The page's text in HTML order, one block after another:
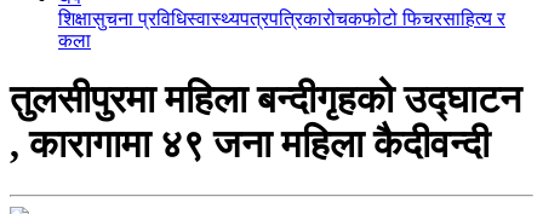
शिक्षासुचना प्रविधिस्वास्थ्यपत्रपत्रिकारोचकफोटो फिचरसाहित्य र
कला
तुलसीपुरमा महिला बन्दीगृहको उद्घाटन
, कारागामा ४९ जना महिला कैदीवन्दी